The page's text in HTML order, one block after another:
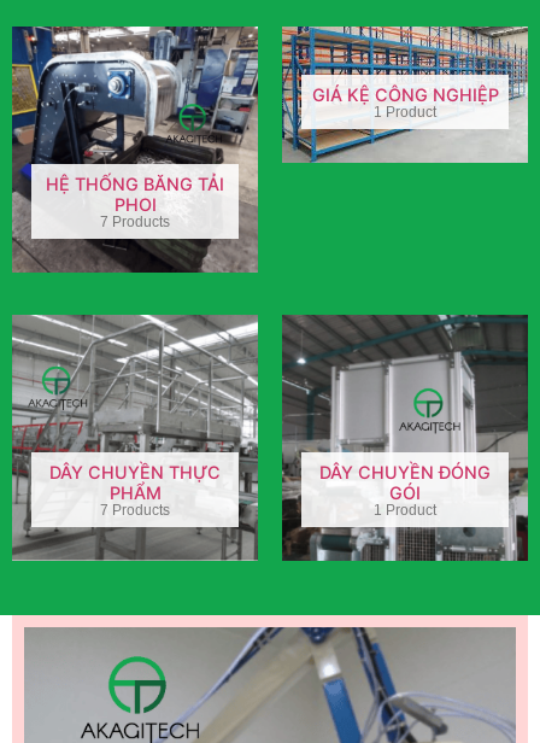
HỆ THỐNG BĂNG TẢI
PHOI
7 Products
GIÁ KỆ CÔNG NGHIỆP
1 Product
DÂY CHUYỀN THỰC
PHẨM
7 Products
DÂY CHUYỀN ĐÓNG
GÓI
1 Product